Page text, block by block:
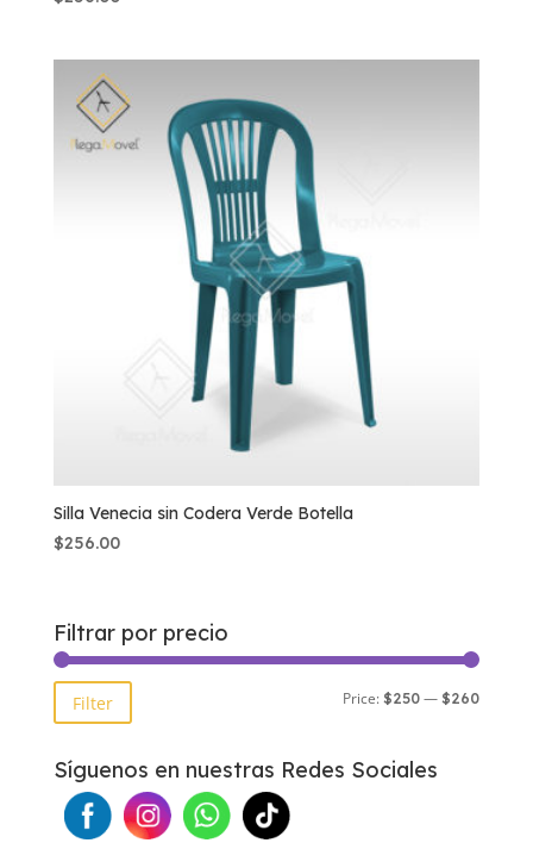
Silla Venecia sin Codera Verde Botella
$256.00
Filtrar por precio
Min
Max
Filter Price:$250 —$260
Síguenos en nuestras Redes Sociales